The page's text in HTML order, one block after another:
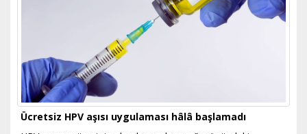
Ücretsiz HPV aşısı uygulaması hâlâ başlamadı